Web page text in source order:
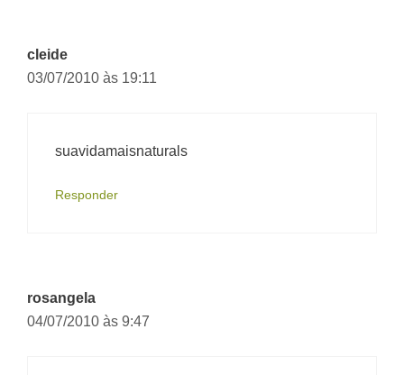
cleide
03/07/2010 às 19:11
suavidamaisnaturals
Responder
rosangela
04/07/2010 às 9:47